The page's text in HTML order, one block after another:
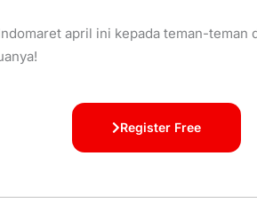
april ini kepada teman-teman
Register Free